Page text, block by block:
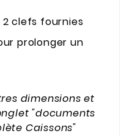
clefs fournies
prolonger un
dimensions et
"documents
Caissons"